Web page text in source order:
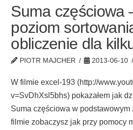
Suma częściowa
poziom
obliczenie dla
PIOTR MAJCHER 2013-06-10
W filmie excel-193 (http://
v=SvDhXsl5bhs) pokazałem jak
Suma częściowa w podstawowym
filmie zobaczysz jak przy pomocy